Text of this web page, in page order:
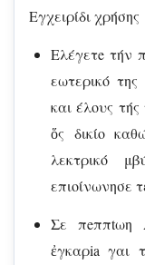
Eγχειρίδι χρήσης
Eλέγετe τήν
εωτερικό
και έλους τής
ὅς δικίο
λεκτρικό
επιοίνωνησε
Σε πeππtωη
ἐγκαρia γαι